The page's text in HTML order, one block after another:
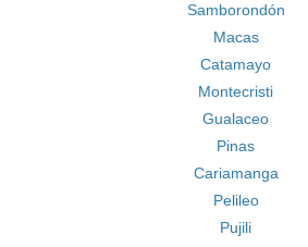
Samborondón
Macas
Catamayo
Montecristi
Gualaceo
Pinas
Cariamanga
Pelileo
Pujili